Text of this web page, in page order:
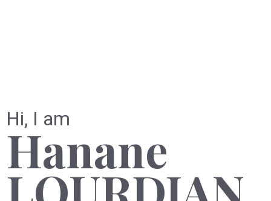
Hi, I am
Hanane